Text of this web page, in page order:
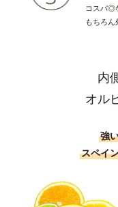
コスパ◎
もちろん
内
オル
強
スペイ